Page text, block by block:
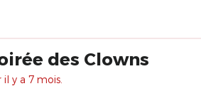
des Clowns
y a 7 mois.